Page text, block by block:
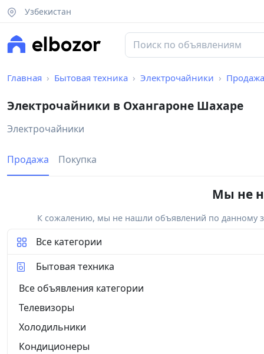
Узбекистан
Главная Бытовая техника Электрочайники Продажа
Электрочайники в Охангароне Шахаре
Электрочайники
Продажа Покупка
Мы не
К сожалению, мы не нашли объявлений по данному
Все категории
Бытовая техника
Все объявления категории
Телевизоры
Холодильники
Кондиционеры